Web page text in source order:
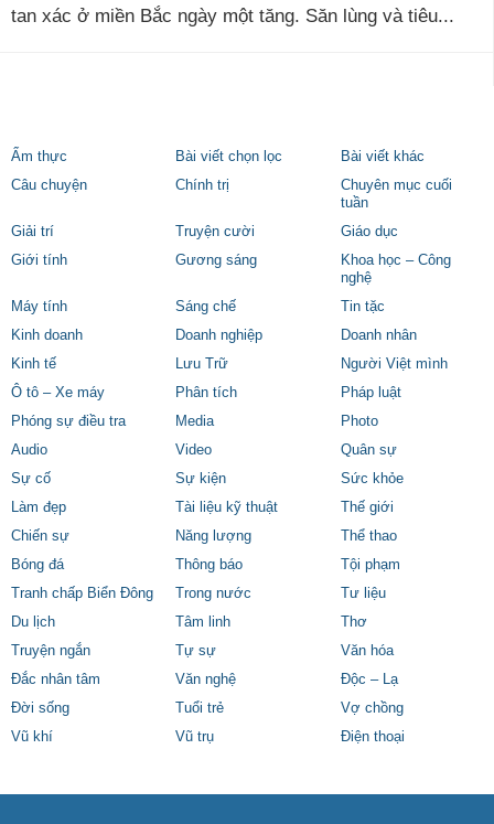
tan xác ở miền Bắc ngày một tăng. Săn lùng và tiêu...
Ẩm thực Bài viết chọn lọc
Bài viết khác
Câu chuyện
Chính trị
Chuyên mục cuối
tuần
Giải trí
Truyện cười
Giáo dục
Giới tính
Gương sáng
Khoa học – Công
nghệ
Máy tính
Sáng chế
Tin tặc
Kinh doanh
Doanh nghiệp
Doanh nhân
Kinh tế
Lưu Trữ
Người Việt mình
Ô tô – Xe máy
Phân tích
Pháp luật
Phóng sự điều tra
Media
Photo
Audio
Video
Quân sự
Sự cố
Sự kiện
Sức khỏe
Làm đẹp
Tài liệu kỹ thuật
Thế giới
Chiến sự
Năng lượng
Thể thao
Bóng đá
Thông báo
Tội phạm
Tranh chấp Biển Đông
Trong nước
Tư liệu
Du lịch
Tâm linh
Thơ
Truyện ngắn
Tự sự
Văn hóa
Đắc nhân tâm
Văn nghệ
Độc – Lạ
Đời sống
Tuổi trẻ
Vợ chồng
Vũ khí
Vũ trụ Điện thoại